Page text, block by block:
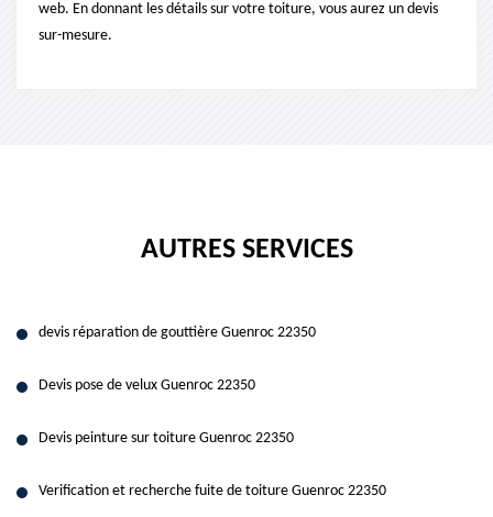
web. En donnant les détails sur votre toiture, vous aurez un devis
sur-mesure.
AUTRES SERVICES
devis réparation de gouttière Guenroc 22350
Devis pose de velux Guenroc 22350
Devis peinture sur toiture Guenroc 22350
Verification et recherche fuite de toiture Guenroc 22350